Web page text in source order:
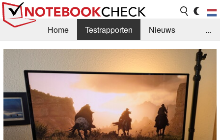
Home Testrapporten
Nieuws
FAQ / Techniek
Bibliotheek
Aankoop Handleiding
Zoek Contact
...